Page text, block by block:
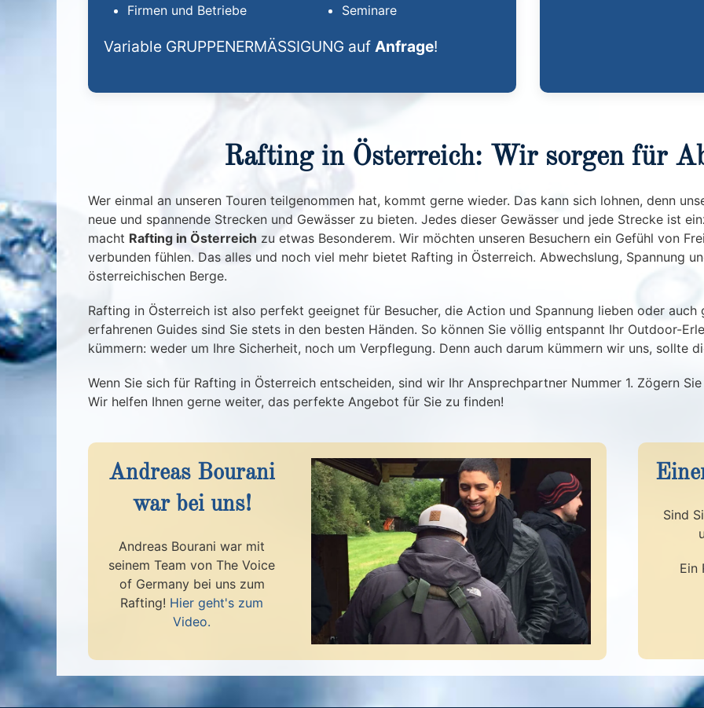
Firmen und Betriebe
Seminare
Variable GRUPPEN­ERMÄSSIGUNG auf Anfrage!
Rafting in Österreich: Wir sorgen für
Wer einmal an unseren Touren teilgenommen hat, kommt gerne wieder. Das kann sich lohnen, denn
neue und spannende Strecken und Gewässer zu bieten. Jedes dieser Gewässer und jede Strecke ist
macht Rafting in Österreich zu etwas Besonderem. Wir möchten unseren Besuchern ein Gefühl von
verbunden fühlen. Das alles und noch viel mehr bietet Rafting in Österreich. Abwechslung, Spannung
österreichischen Berge.
Rafting in Österreich ist also perfekt geeignet für Besucher, die Action und Spannung lieben oder auch
erfahrenen Guides sind Sie stets in den besten Händen. So können Sie völlig entspannt Ihr Outdoor-
kümmern: weder um Ihre Sicherheit, noch um Verpflegung. Denn auch darum kümmern wir uns, sollte
Wenn Sie sich für Rafting in Österreich entscheiden, sind wir Ihr Ansprechpartner Nummer 1. Zögern
Wir helfen Ihnen gerne weiter, das perfekte Angebot für Sie zu finden!
Andreas Bourani
war bei uns!
Andreas Bourani war mit
seinem Team von The Voice
of Germany bei uns zum
Rafting! Hier geht's zum
Video.
Sind
Ein